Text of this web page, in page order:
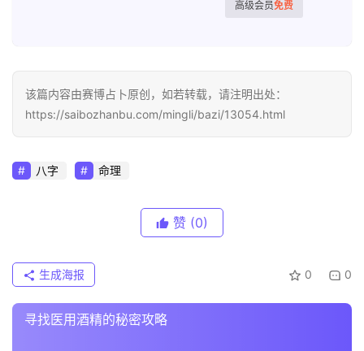
高级会员免费
该篇内容由赛博占卜原创，如若转载，请注明出处：
https://saibozhanbu.com/mingli/bazi/13054.html
八字 命理
赞 (0)
0 0
生成海报
寻找医用酒精的秘密攻略